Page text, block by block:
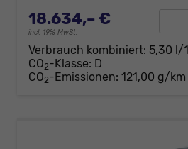
18.634,– €
incl. 19% MwSt.
Verbrauch kombiniert: 5,30 l/
CO2-Klasse: D
CO2-Emissionen: 121,00 g/km